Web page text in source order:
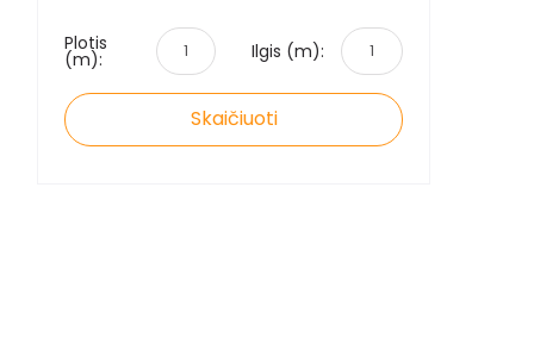
Plotis
(m): Ilgis (m):
Skaičiuoti